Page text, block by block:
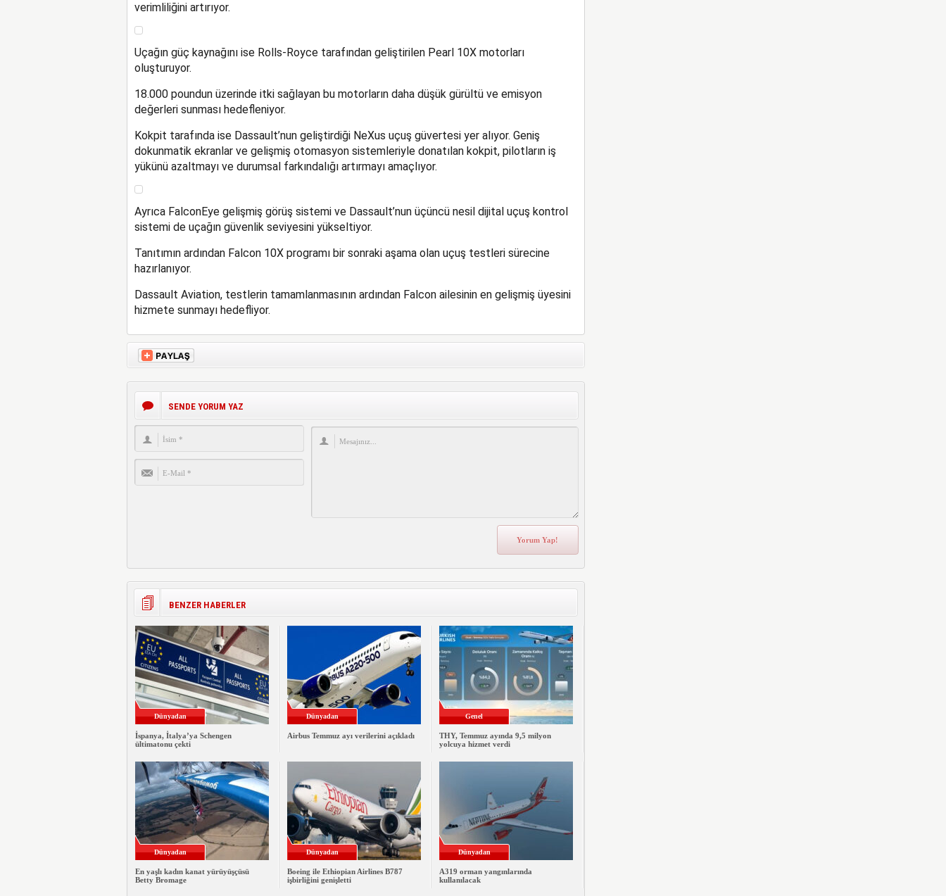
verimliliğini artırıyor.
Uçağın güç kaynağını ise Rolls-Royce tarafından geliştirilen Pearl 10X motorları
oluşturuyor.
18.000 poundun üzerinde itki sağlayan bu motorların daha düşük gürültü ve emisyon
değerleri sunması hedefleniyor.
Kokpit tarafında ise Dassault’nun geliştirdiği NeXus uçuş güvertesi yer alıyor. Geniş
dokunmatik ekranlar ve gelişmiş otomasyon sistemleriyle donatılan kokpit, pilotların iş
yükünü azaltmayı ve durumsal farkındalığı artırmayı amaçlıyor.
Ayrıca FalconEye gelişmiş görüş sistemi ve Dassault’nun üçüncü nesil dijital uçuş kontrol
sistemi de uçağın güvenlik seviyesini yükseltiyor.
Tanıtımın ardından Falcon 10X programı bir sonraki aşama olan uçuş testleri sürecine
hazırlanıyor.
Dassault Aviation, testlerin tamamlanmasının ardından Falcon ailesinin en gelişmiş üyesini
hizmete sunmayı hedefliyor.
SENDE YORUM YAZ
BENZER HABERLER
Dünyadan
İspanya, İtalya’ya Schengen
ültimatonu çekti
Dünyadan
Airbus Temmuz ayı verilerini açıkladı
Genel
THY, Temmuz ayında 9,5 milyon
yolcuya hizmet verdi
Dünyadan
En yaşlı kadın kanat yürüyüşçüsü
Betty Bromage
Dünyadan
Boeing ile Ethiopian Airlines B787
işbirliğini genişletti
Dünyadan
A319 orman yangınlarında
kullanılacak